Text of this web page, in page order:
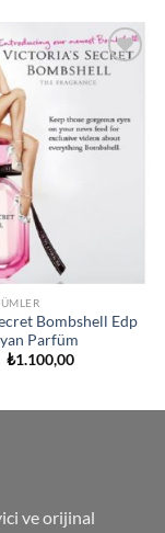
İstek
Bombshell Edp
Parfüm
Orijinal
₺1.100,00Şu
ve orijinal